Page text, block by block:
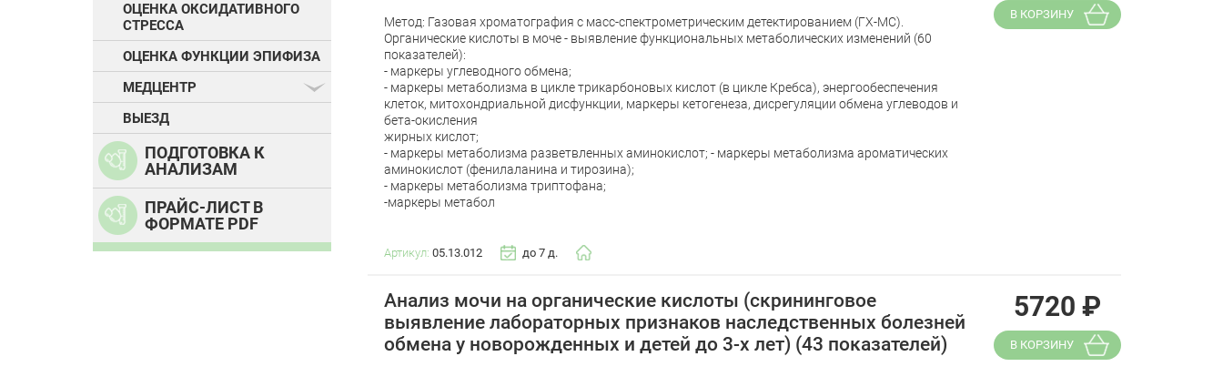
ОЦЕНКА ОКСИДАТИВНОГО
СТРЕССА
ОЦЕНКА ФУНКЦИИ ЭПИФИЗА
МЕДЦЕНТР
ВЫЕЗД
ПОДГОТОВКА К
АНАЛИЗАМ
ПРАЙС-ЛИСТ В
ФОРМАТЕ PDF
Метод: Газовая хроматография с масс-спектрометрическим детектированием (ГХ-МС).
Органические кислоты в моче - выявление функциональных метаболических изменений (60
показателей):
- маркеры углеводного обмена;
- маркеры метаболизма в цикле трикарбоновых кислот (в цикле Кребса), энергообеспечения
клеток, митохондриальной дисфункции, маркеры кетогенеза, дисрегуляции обмена углеводов и
бета-окисления
жирных кислот;
- маркеры метаболизма разветвленных аминокислот; - маркеры метаболизма ароматических
аминокислот (фенилаланина и тирозина);
- маркеры метаболизма триптофана;
-маркеры метабол
Артикул: 05.13.012 до 7 д.
В КОРЗИНУ
Анализ мочи на органические кислоты (скрининговое
выявление лабораторных признаков наследственных болезней
обмена у новорожденных и детей до 3-х лет) (43 показателей)
5720 ₽
В КОРЗИНУ